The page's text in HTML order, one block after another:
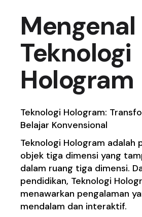
Mengenal
Teknologi
Hologram
Teknologi Hologram:
Belajar Konvensional
Teknologi Hologram adalah
objek tiga dimensi yang
dalam ruang tiga dimensi.
pendidikan, Teknologi
menawarkan pengalaman
mendalam dan interaktif.